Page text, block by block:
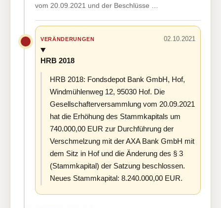
vom 20.09.2021 und der Beschlüsse …
VERÄNDERUNGEN 02.10.2021
HRB 2018
HRB 2018: Fondsdepot Bank GmbH, Hof,
Windmühlenweg 12, 95030 Hof. Die
Gesellschafterversammlung vom 20.09.2021
hat die Erhöhung des Stammkapitals um
740.000,00 EUR zur Durchführung der
Verschmelzung mit der AXA Bank GmbH mit
dem Sitz in Hof und die Änderung des § 3
(Stammkapital) der Satzung beschlossen.
Neues Stammkapital: 8.240.000,00 EUR.